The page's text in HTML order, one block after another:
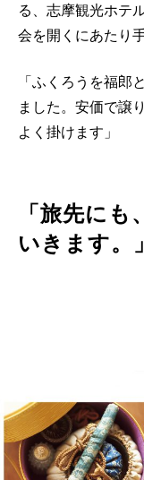
る、志摩観光ホテ
会を開くにあたり
「ふくろうを福郎
ました。安価で譲
よく掛けます」
「旅先に
いきます。」